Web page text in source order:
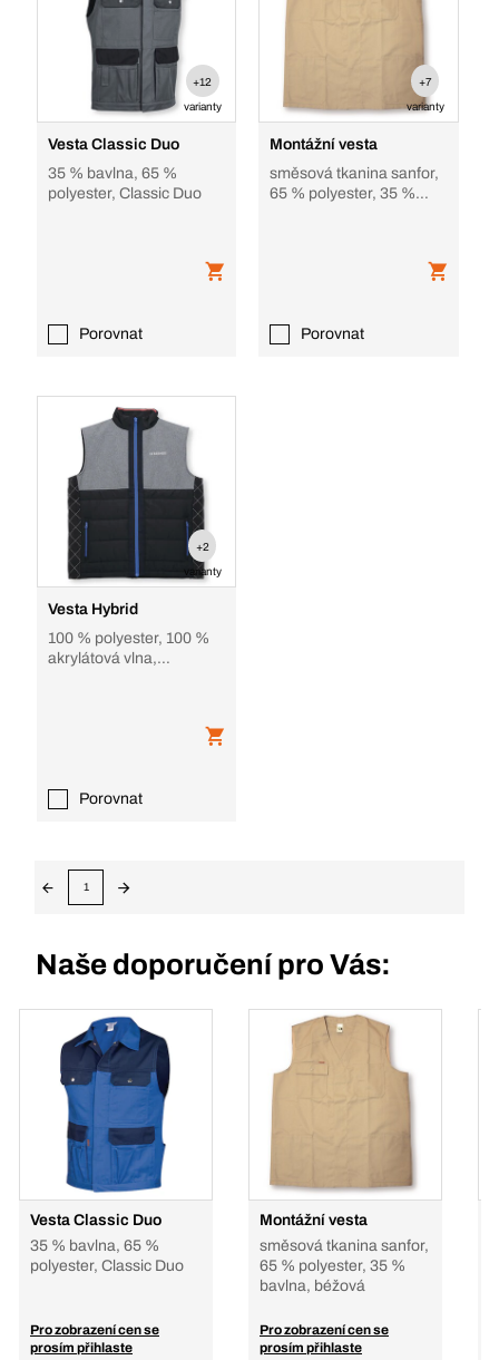
+12
varianty
Vesta Classic Duo
35 % bavlna, 65 %
polyester, Classic Duo
Porovnat
+7
varianty
Montážní vesta
směsová tkanina sanfor,
65 % polyester, 35 %
Porovnat
+2
varianty
Vesta Hybrid
100 % polyester, 100 %
akrylátová vlna,
Porovnat
1
Naše doporučení pro Vás:
Vesta Classic Duo
35 % bavlna, 65 %
polyester, Classic Duo
Pro zobrazení cen se
prosím přihlaste
Montážní vesta
směsová tkanina sanfor,
65 % polyester, 35 %
bavlna, béžová
Pro zobrazení cen se
prosím přihlaste